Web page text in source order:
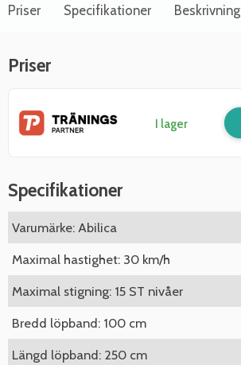
Priser Specifikationer Beskrivning
Priser
I lager
Specifikationer
Varumärke: Abilica
Maximal hastighet: 30 km/h
Maximal stigning: 15 ST nivåer
Bredd löpband: 100 cm
Längd löpband: 250 cm